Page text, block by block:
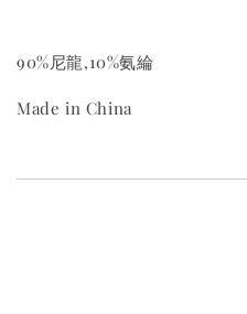
90%尼龍,10%氨綸
Made in China